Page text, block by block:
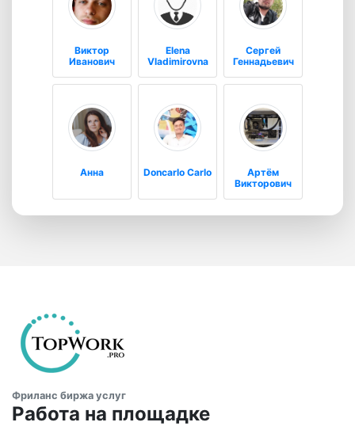
Виктор
Иванович
Elena
Vladimirovna
Сергей
Геннадьевич
Анна Doncarlo Carlo
Артём
Викторович
Фриланс биржа услуг
Работа на площадке